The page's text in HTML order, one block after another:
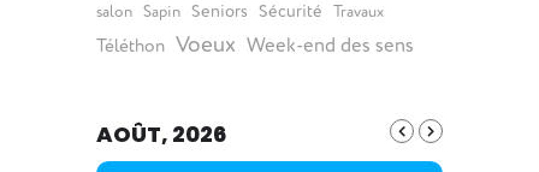
salon Sapin Seniors Sécurité Travaux
Téléthon Voeux Week-end des sens
AOÛT, 2026